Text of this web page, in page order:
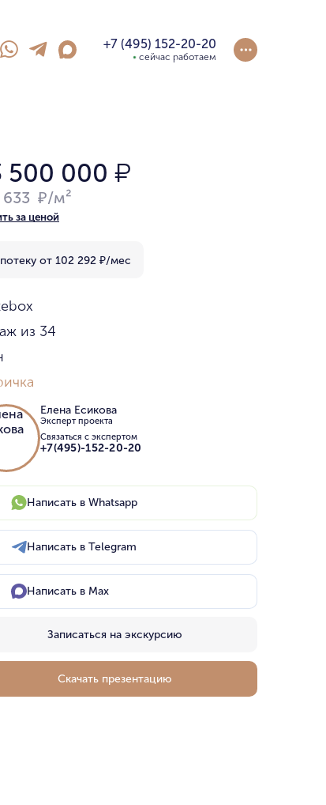
+7 (495) 152-20-20
сейчас работаем
500 000 ₽
633 ₽/м²
за ценой
от 102 292₽/мес
из 34
Елена Есикова
Эксперт проекта
Связаться с экспертом
+7(495)-152-20-20
Написать в Whatsapp
Написать в Telegram
Написать в Max
Записаться на экскурсию
Скачать презентацию